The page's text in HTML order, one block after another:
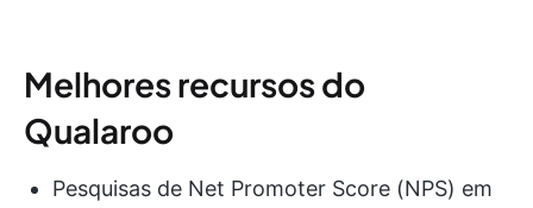
Melhores recursos do
Qualaroo
Pesquisas de Net Promoter Score (NPS) em